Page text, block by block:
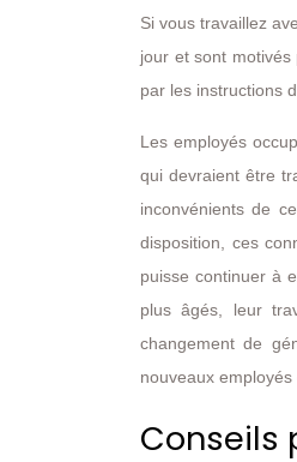
Si vous travaillez
jour et sont
par les instructions
Les employés
qui devraient être
inconvénients de
disposition, ces
puisse continuer à
plus âgés, leur
changement de
nouveaux employés
Conseils